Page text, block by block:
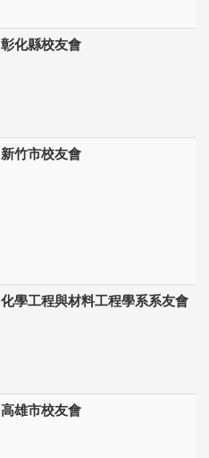
彰化縣校友會
新竹市校友會
化學工程與材料工程學系系友會
高雄市校友會